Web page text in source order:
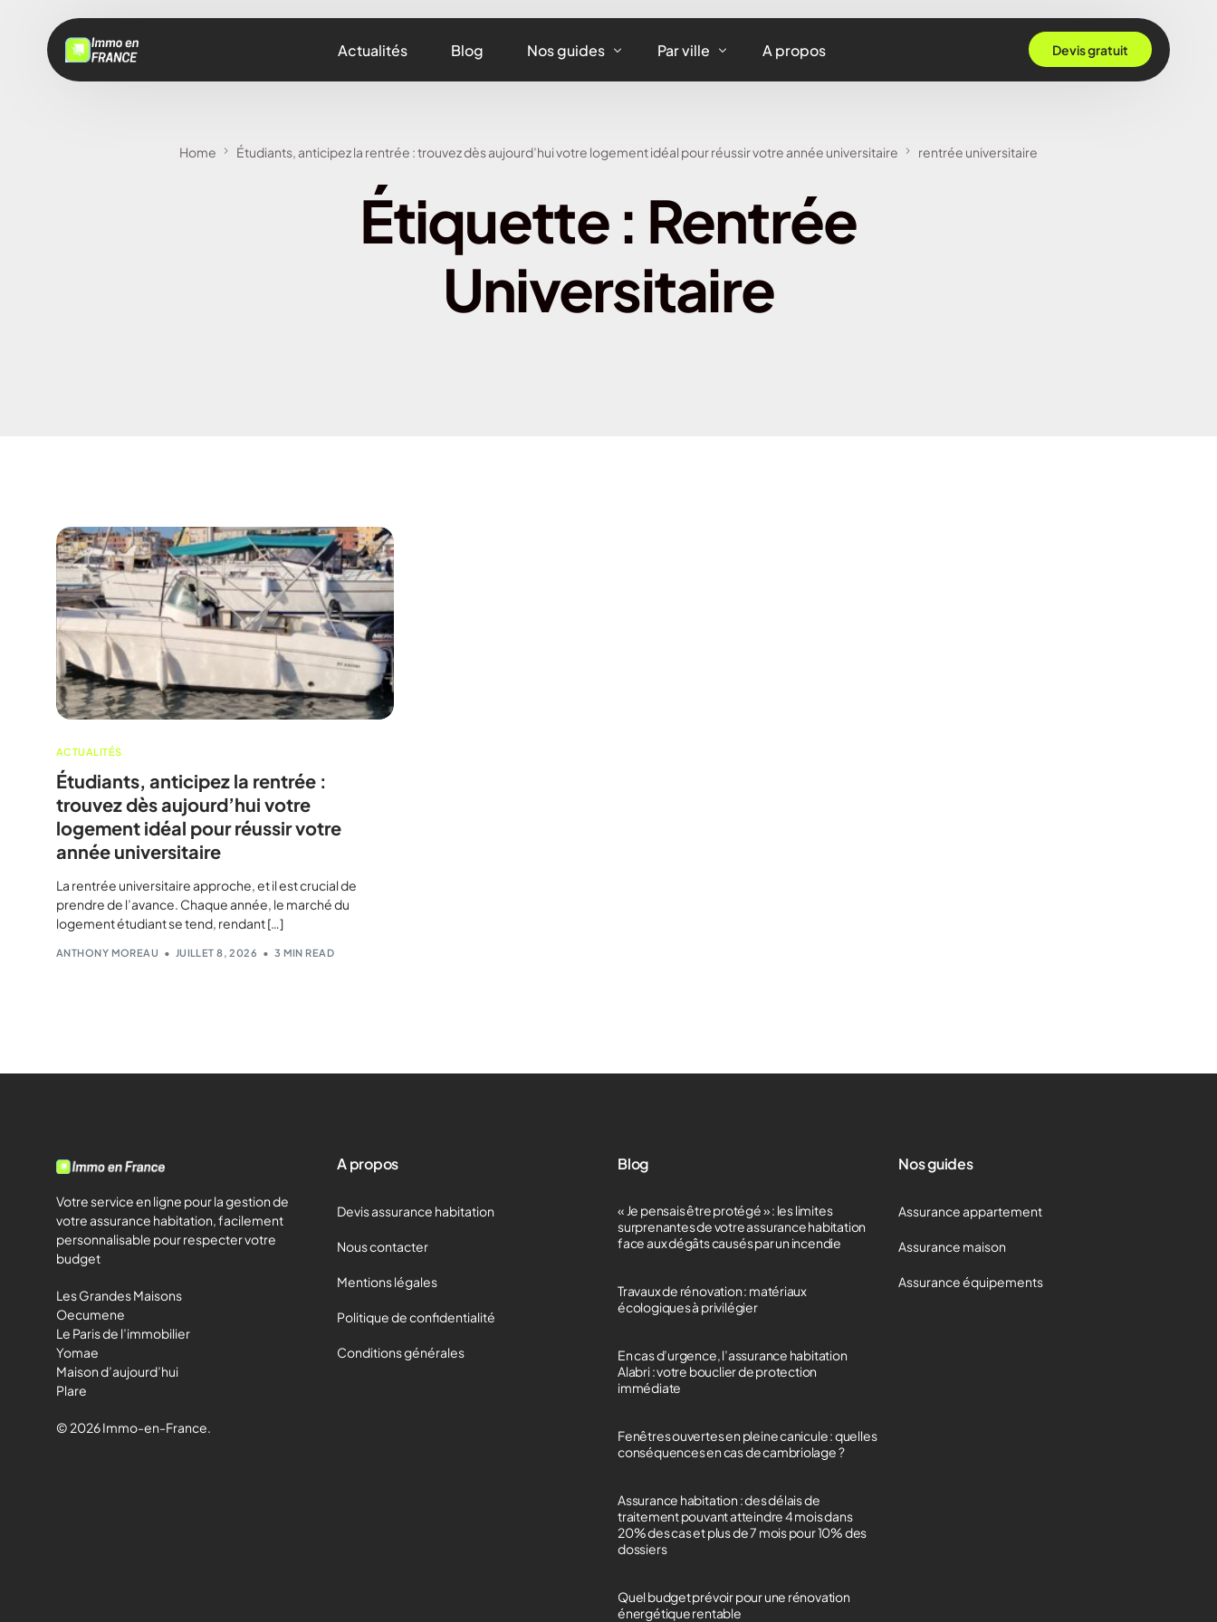
Actualités Blog Nos guides
Assurance équipements
Par ville
Assurance habitation Lille
Assurance habitation Bordeaux
Assurance habitation Montpellier
Assurance habitation Strasbourg
A propos Devis gratuit
Home Étudiants, anticipez la rentrée : trouvez dès aujourd’hui votre logement idéal pour réussir votre année universitaire rentrée universitaire
Étiquette : Rentrée
Universitaire
ACTUALITÉS
Étudiants, anticipez la rentrée :
trouvez dès aujourd’hui votre
logement idéal pour réussir votre
année universitaire
La rentrée universitaire approche, et il est crucial de
prendre de l’avance. Chaque année, le marché du
logement étudiant se tend, rendant […]
ANTHONY MOREAU JUILLET 8, 2026 3 MIN READ
Votre service en ligne pour la gestion de
votre assurance habitation, facilement
personnalisable pour respecter votre
budget
Les Grandes Maisons
Oecumene
Le Paris de l’immobilier
Yomae
Maison d’aujourd’hui
Plare
© 2026 Immo-en-France.
A propos
Devis assurance habitation
Nous contacter
Mentions légales
Politique de confidentialité
Conditions générales
Blog
« Je pensais être protégé » : les limites
surprenantes de votre assurance habitation
face aux dégâts causés par un incendie
Travaux de rénovation : matériaux
écologiques à privilégier
En cas d’urgence, l’assurance habitation
Alabri : votre bouclier de protection
immédiate
Fenêtres ouvertes en pleine canicule : quelles
conséquences en cas de cambriolage ?
Assurance habitation : des délais de
traitement pouvant atteindre 4 mois dans
20% des cas et plus de 7 mois pour 10% des
dossiers
Quel budget prévoir pour une rénovation
énergétique rentable
Nos guides
Assurance appartement
Assurance maison
Assurance équipements